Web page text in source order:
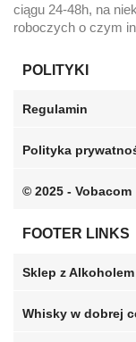
ciągu 24-48h, na
roboczych o czym
POLITYKI
Regulamin
Polityka
© 2025 - Vobacom
FOOTER LINKS
Sklep z
Whisky w dobrej